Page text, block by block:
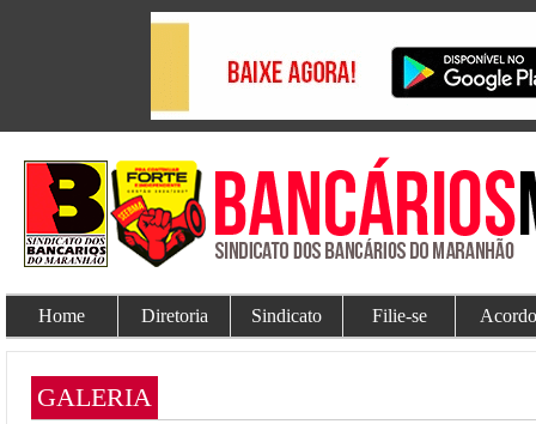
Home Diretoria Sindicato Filie-se
GALERIA